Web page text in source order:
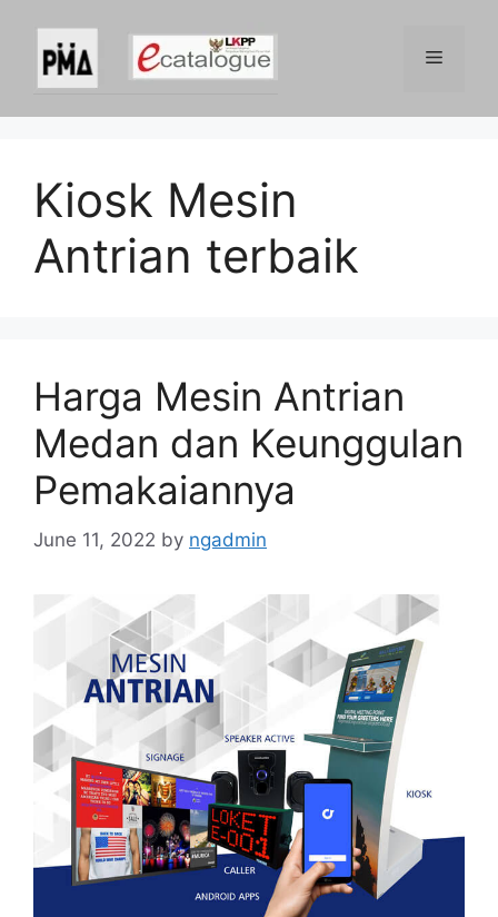
content
Menu
Kiosk Mesin
Antrian terbaik
Harga Mesin Antrian
Medan dan Keunggulan
Pemakaiannya
June 11, 2022 by ngadmin